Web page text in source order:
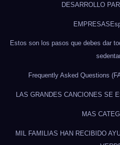
DESARROLLO
EMPRESAS
Estos son los pasos que debes dar
Frequently Asked Questions
LAS GRANDES CANCIONES SE
MAS
MIL FAMILIAS HAN RECIBIDO